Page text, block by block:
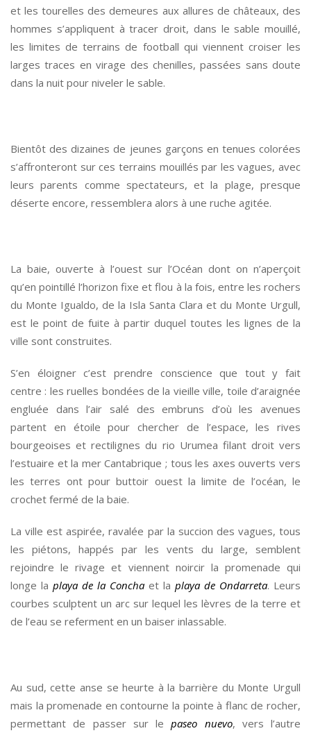
et les tourelles des demeures aux allures de châteaux, des
hommes s’appliquent à tracer droit, dans le sable mouillé,
les limites de terrains de football qui viennent croiser les
larges traces en virage des chenilles, passées sans doute
dans la nuit pour niveler le sable.
Bientôt des dizaines de jeunes garçons en tenues colorées
s’affronteront sur ces terrains mouillés par les vagues, avec
leurs parents comme spectateurs, et la plage, presque
déserte encore, ressemblera alors à une ruche agitée.
La baie, ouverte à l’ouest sur l’Océan dont on n’aperçoit
qu’en pointillé l’horizon fixe et flou à la fois, entre les rochers
du Monte Igualdo, de la Isla Santa Clara et du Monte Urgull,
est le point de fuite à partir duquel toutes les lignes de la
ville sont construites.
S’en éloigner c’est prendre conscience que tout y fait
centre : les ruelles bondées de la vieille ville, toile d’araignée
engluée dans l’air salé des embruns d’où les avenues
partent en étoile pour chercher de l’espace, les rives
bourgeoises et rectilignes du rio Urumea filant droit vers
l’estuaire et la mer Cantabrique ; tous les axes ouverts vers
les terres ont pour buttoir ouest la limite de l’océan, le
crochet fermé de la baie.
La ville est aspirée, ravalée par la succion des vagues, tous
les piétons, happés par les vents du large, semblent
rejoindre le rivage et viennent noircir la promenade qui
longe la playa de la Concha et la playa de Ondarreta. Leurs
courbes sculptent un arc sur lequel les lèvres de la terre et
de l’eau se referment en un baiser inlassable.
Au sud, cette anse se heurte à la barrière du Monte Urgull
mais la promenade en contourne la pointe à flanc de rocher,
permettant de passer sur lepaseo nuevo, vers l’autre